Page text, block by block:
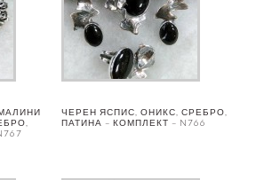
ЧЕРЕН ЯСПИС, ОНИКС, СРЕБРО,
ПАТИНА – КОМПЛЕКТ – N766